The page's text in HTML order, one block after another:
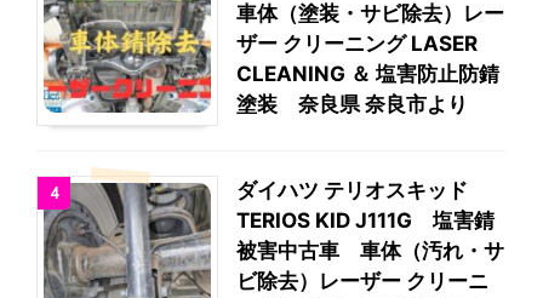
車体（塗装・サビ除去）レー
ザー クリーニング LASER
CLEANING ＆ 塩害防止防錆
塗装 奈良県 奈良市より
4
ダイハツ テリオスキッド
TERIOS KID J111G 塩害錆
被害中古車 車体（汚れ・サ
ビ除去）レーザー クリーニ